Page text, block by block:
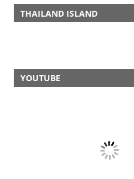
THAILAND ISLAND
YOUTUBE